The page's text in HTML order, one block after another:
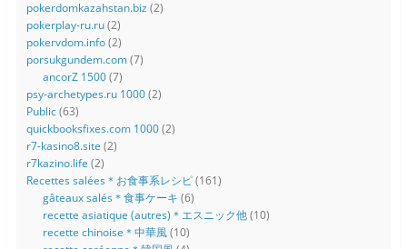
pokerdomkazahstan.biz (2)
pokerplay-ru.ru(2)
pokervdom.info(2)
porsukgundem.com(7)
ancorZ 1500(7)
psy-archetypes.ru 1000(2)
Public(63)
quickbooksfixes.com 1000(2)
r7-kasino8.site (2)
r7kazino.life (2)
Recettes salées＊お食事系レシピ(161)
gâteaux salés＊食事ケーキ (6)
recette asiatique (autres)＊エスニック他(10)
recette chinoise＊中華風(10)